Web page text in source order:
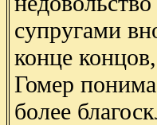
супругами
конце
Гомер
более